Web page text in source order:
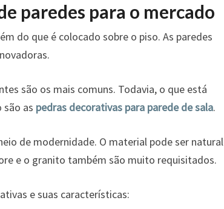
paredes para o mercado
do que é colocado sobre o piso. As paredes
são os mais comuns. Todavia, o que está
as pedras decorativas para parede de sala.
de modernidade. O material pode ser natural
e o granito também são muito requisitados.
e suas características: